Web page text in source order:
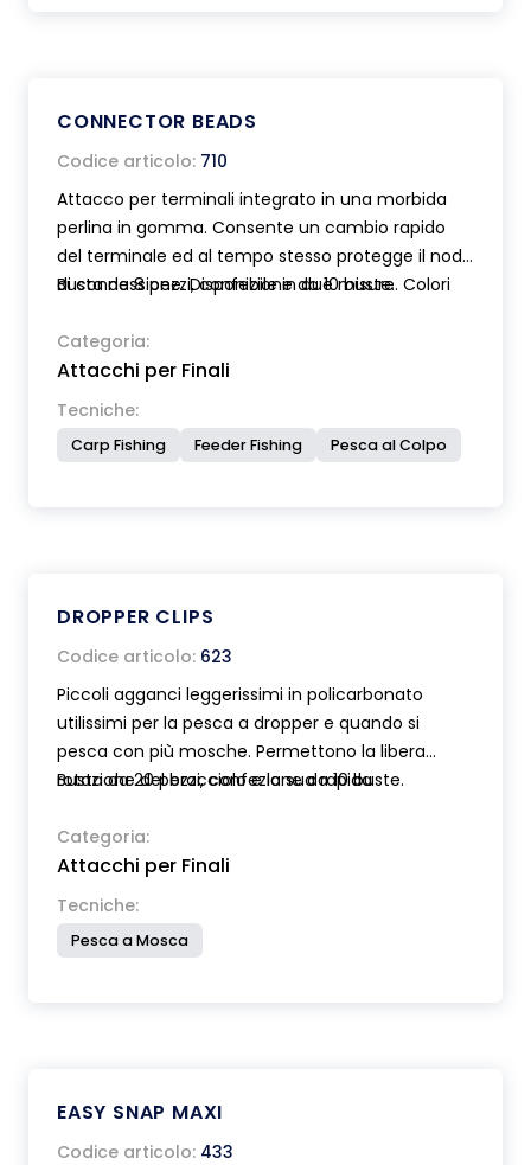
CONNECTOR BEADS
Codice articolo: 710
Attacco per terminali integrato in una morbida
perlina in gomma. Consente un cambio rapido
del terminale ed al tempo stesso protegge il nodo
di connessione. Disponibile in due misure. Colori
Busta da 8 pezzi, confezione da 10 buste.
Categoria:
Attacchi per Finali
Tecniche:
Carp Fishing Feeder Fishing Pesca al Colpo
DROPPER CLIPS
Codice articolo: 623
Piccoli agganci leggerissimi in policarbonato
utilissimi per la pesca a dropper e quando si
pesca con più mosche. Permettono la libera
rotazione del bracciolo e la sua rapida
Busta da 20 pezzi, confezione da 10 buste.
Categoria:
Attacchi per Finali
Tecniche:
Pesca a Mosca
EASY SNAP MAXI
Codice articolo: 433